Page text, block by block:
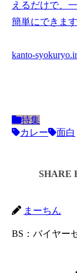
えるだけで、
簡単にできま
kanto-
特集
カレー
面白
シェアする
まーちん
BS：バイヤー